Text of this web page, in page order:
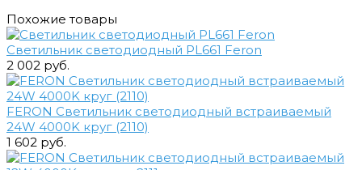
Похожие товары
Светильник светодиодный PL661 Feron
2 002 руб.
FERON Светильник светодиодный встраиваемый
24W 4000K круг (2110)
1 602 руб.